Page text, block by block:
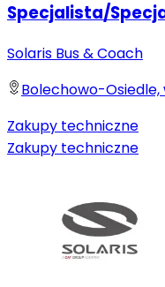
Specjalista/
Solaris Bus & Coach
Bolechowo-
Zakupy techniczne
Zakupy techniczne